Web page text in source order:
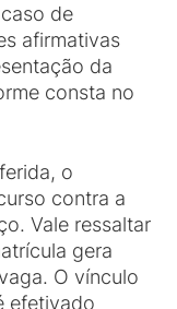
de
afirmativas
da
consta no
o
contra a
Vale ressaltar
gera
O vínculo
efetivado